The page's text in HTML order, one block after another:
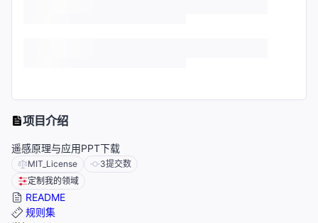
项目介绍
遥感原理与应用PPT下载
MIT_License 3提交数
定制我的领域
README
规则集